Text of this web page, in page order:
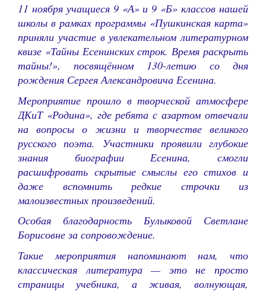
11 ноября учащиеся 9 «А» и 9 «Б» классов нашей
школы в рамках программы «Пушкинская карта»
приняли участие в увлекательном литературном
квизе «Тайны Есенинских строк. Время раскрыть
тайны!», посвящённом 130-летию со дня
рождения Сергея Александровича Есенина.
Мероприятие прошло в творческой атмосфере
ДКиТ «Родина», где ребята с азартом отвечали
на вопросы о жизни и творчестве великого
русского поэта. Участники проявили глубокие
знания биографии Есенина, смогли
расшифровать скрытые смыслы его стихов и
даже вспомнить редкие строчки из
малоизвестных произведений.
Особая благодарность Булыковой Светлане
Борисовне за сопровождение.
Такие мероприятия напоминают нам, что
классическая литература — это не просто
страницы учебника, а живая, волнующая,